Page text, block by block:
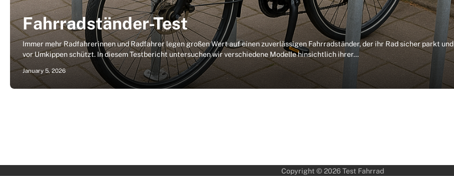
Fahrradständer-Test
Immer mehr Radfahrerinnen und Radfahrer legen großen Wert auf einen zuverlässigen Fahrradständer, der ihr Rad sicher parkt und
vor Umkippen schützt. In diesem Testbericht untersuchen wir verschiedene Modelle hinsichtlich ihrer…
January 5, 2026
Copyright © 2026 Test Fahrrad